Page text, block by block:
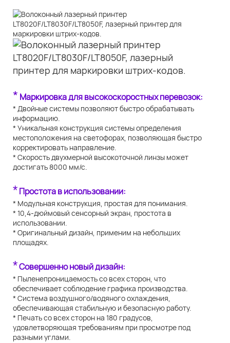
* Маркировка для высокоскоростных перевозок:
* Двойные системы позволяют быстро обрабатывать
информацию.
* Уникальная конструкция системы определения
местоположения на светофорах, позволяющая быстро
корректировать направление.
* Скорость двухмерной высокоточной линзы может
достигать 8000 мм/с.
*Простота в использовании:
* Модульная конструкция, простая для понимания.
* 10,4-дюймовый сенсорный экран, простота в
использовании.
* Оригинальный дизайн, применим на небольших
площадях.
*Совершенно новый дизайн:
* Пыленепроницаемость со всех сторон, что
обеспечивает соблюдение графика производства.
* Система воздушного/водяного охлаждения,
обеспечивающая стабильную и безопасную работу.
* Печать со всех сторон на 180 градусов,
удовлетворяющая требованиям при просмотре под
разными углами.